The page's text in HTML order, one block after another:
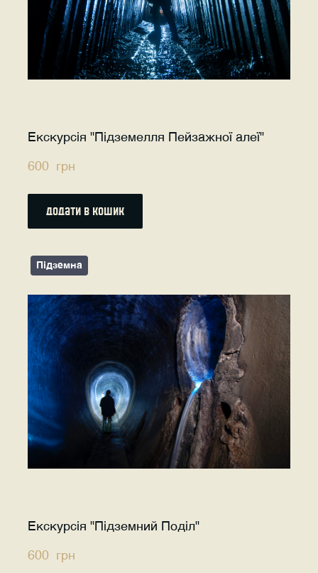
Екскурсія "Підземелля Пейзажної алеї"
600  грн
додати в кошик
Підземна
Екскурсія "Підземний Поділ"
600  грн